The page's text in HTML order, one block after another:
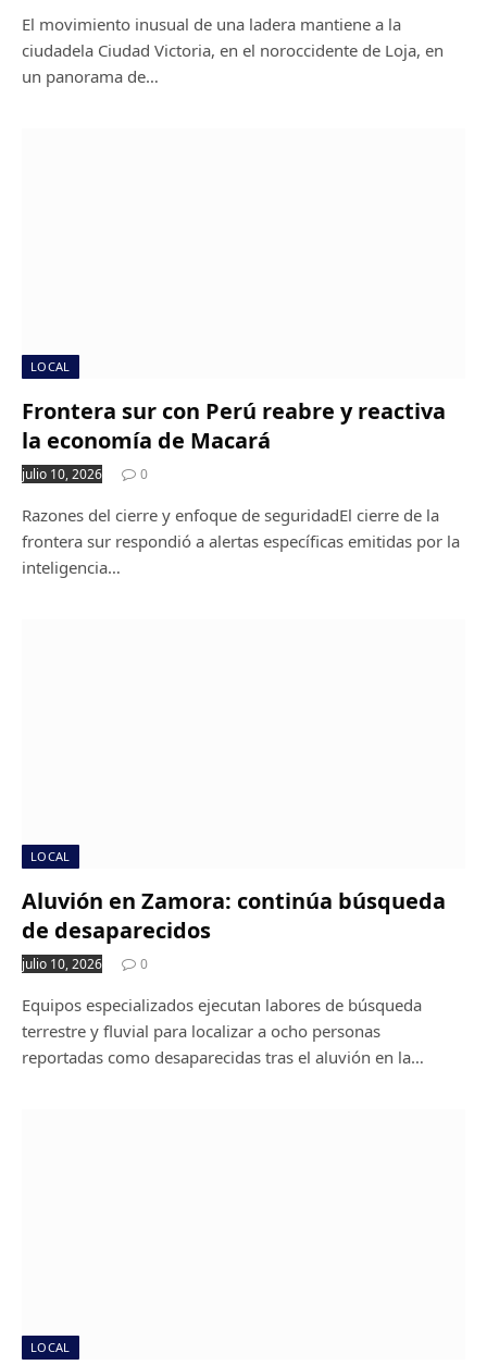
El movimiento inusual de una ladera mantiene a la
ciudadela Ciudad Victoria, en el noroccidente de Loja, en
un panorama de…
LOCAL
Frontera sur con Perú reabre y reactiva
la economía de Macará
julio 10, 2026 0
Razones del cierre y enfoque de seguridadEl cierre de la
frontera sur respondió a alertas específicas emitidas por la
inteligencia…
LOCAL
Aluvión en Zamora: continúa búsqueda
de desaparecidos
julio 10, 2026 0
Equipos especializados ejecutan labores de búsqueda
terrestre y fluvial para localizar a ocho personas
reportadas como desaparecidas tras el aluvión en la…
LOCAL